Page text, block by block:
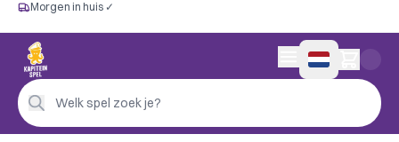
Gratis vanaf €60
Morgen in huis ✓
Persoonlijk advies
4,9/5 —
Morgen in huis ✓
Welk spel zoek je?
0 artikelen in